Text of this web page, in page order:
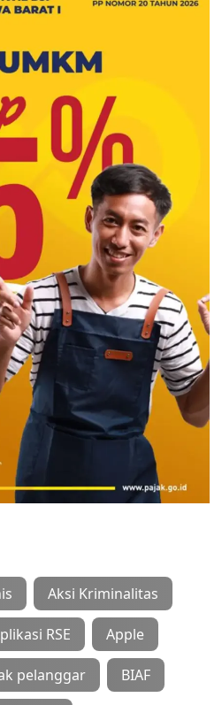
Aksi Kriminalitas
RSE Apple
pelanggar BIAF